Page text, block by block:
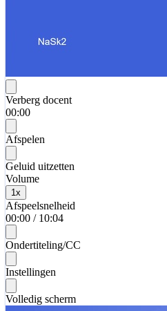
Verberg docent
00:00
Afspelen
Geluid uitzetten
Volume
1 x
Afspeelsnelheid
00:00 / 10:04
Ondertiteling/CC
Instellingen
Volledig scherm